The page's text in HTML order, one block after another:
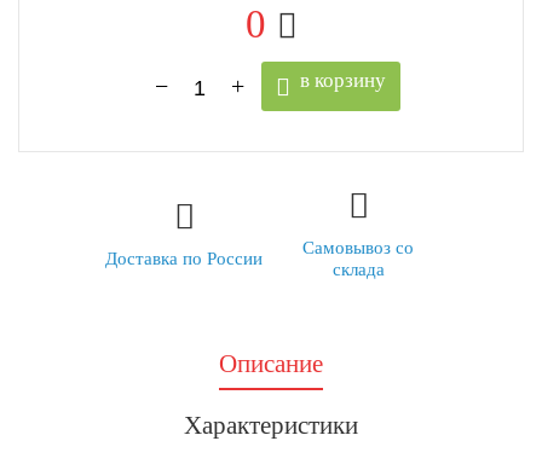
0
в корзину
Доставка по России
Самовывоз со
склада
Описание
Характеристики